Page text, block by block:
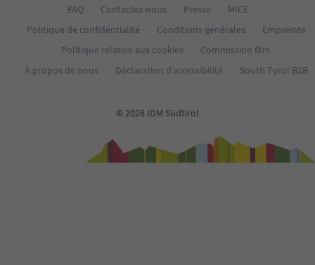
FAQ Contactez-nous Presse
MICE
Politique de confidentialité
Conditions générales
Empreinte
Politique relative aux cookies
Commission film
À propos de nous
Déclaration d’accessibilité South Tyrol B2B
© 2026 IDM Südtirol